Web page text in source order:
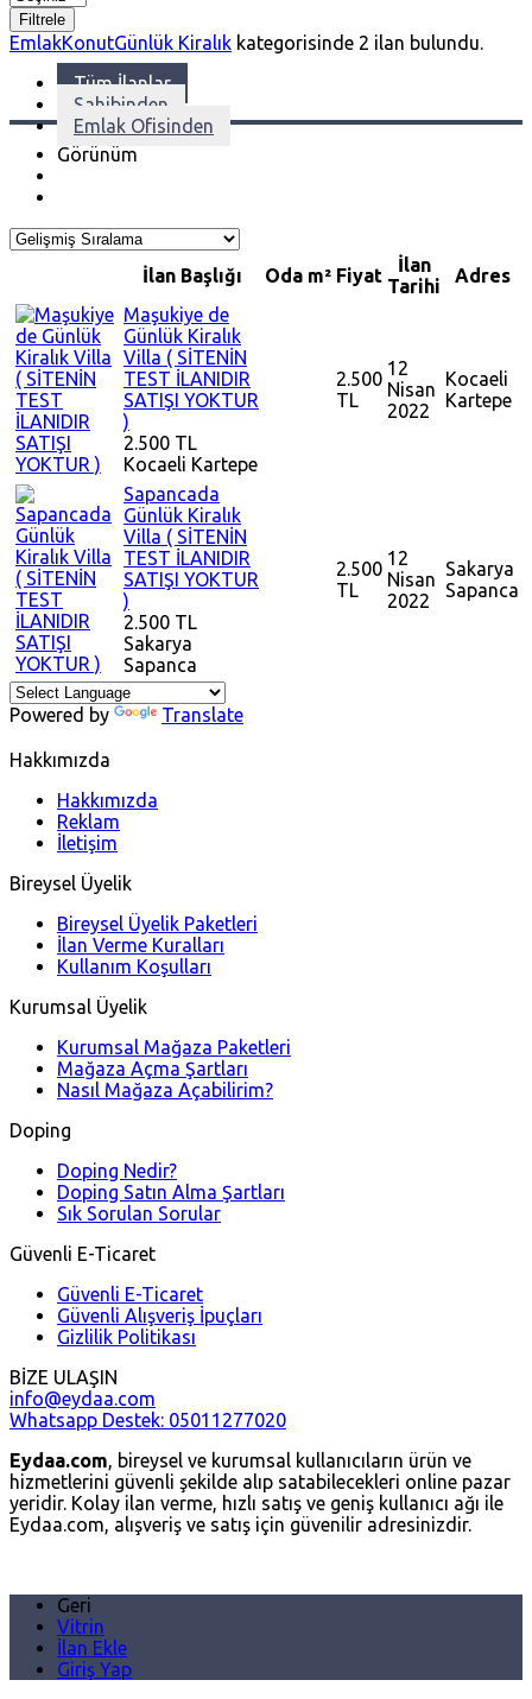
Filtrele
EmlakKonutGünlük Kiralık kategorisinde 2 ilan bulundu.
Tüm İlanlar
Sahibinden
Emlak Ofisinden
Görünüm
İlan Başlığı Oda m² Fiyat
İlan
Tarihi
Adres
Maşukiye de
Günlük Kiralık
Villa ( SİTENİN
TEST İLANIDIR
SATIŞI YOKTUR
)
2.500 TL
Kocaeli Kartepe
2.500
TL
12
Nisan
2022
Kocaeli
Kartepe
Sapancada
Günlük Kiralık
Villa ( SİTENİN
TEST İLANIDIR
SATIŞI YOKTUR
)
2.500 TL
Sakarya
Sapanca
2.500
TL
12
Nisan
2022
Sakarya
Sapanca
Powered by Translate
Hakkımızda
Hakkımızda
Reklam
İletişim
Bireysel Üyelik
Bireysel Üyelik Paketleri
İlan Verme Kuralları
Kullanım Koşulları
Kurumsal Üyelik
Kurumsal Mağaza Paketleri
Mağaza Açma Şartları
Nasıl Mağaza Açabilirim?
Doping
Doping Nedir?
Doping Satın Alma Şartları
Sık Sorulan Sorular
Güvenli E-Ticaret
Güvenli E-Ticaret
Güvenli Alışveriş İpuçları
Gizlilik Politikası
BİZE ULAŞIN
info@eydaa.com
Whatsapp Destek: 05011277020
Eydaa.com, bireysel ve kurumsal kullanıcıların ürün ve
hizmetlerini güvenli şekilde alıp satabilecekleri online pazar
yeridir. Kolay ilan verme, hızlı satış ve geniş kullanıcı ağı ile
Eydaa.com, alışveriş ve satış için güvenilir adresinizdir.
Geri
Vitrin
İlan Ekle
Giriş Yap